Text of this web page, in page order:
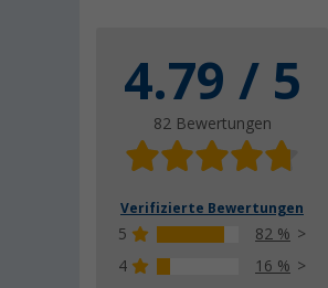
4.79 / 5
82 Bewertungen
Verifizierte Bewertungen
5
82 %
4
16 %